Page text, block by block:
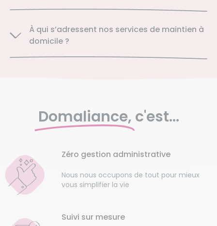
À qui s’adressent nos services de maintien à
domicile ?
Domaliance, c'est...
Zéro gestion administrative
Nous nous occupons de tout pour mieux
vous simplifier la vie
Suivi sur mesure